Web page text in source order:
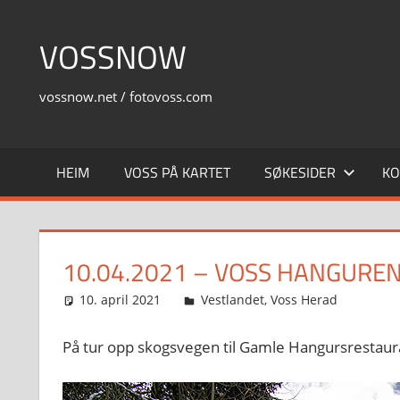
contentVOSSNOW
vossnow.net / fotovoss.com
HEIM VOSS PÅ KARTET SØKESIDER
10.04.2021 – VOSS
10. april 2021 Svein
Vestlandet, Voss Herad
På tur opp skogsvegen til Gamle